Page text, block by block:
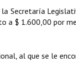
Secretaría
a $ 1.600,00 por
al que se le